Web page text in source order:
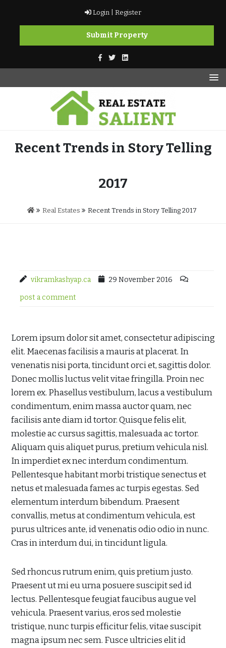
content
Login | Register
Submit Property
vikramkashyap.ca
Recent Trends in Story Telling
2017
Real Estates Recent Trends in Story Telling 2017
vikramkashyap.ca 29 November 2016
post a comment
Lorem ipsum dolor sit amet, consectetur adipiscing
elit. Maecenas facilisis a mauris at placerat. In
venenatis nisi porta, tincidunt orci et, sagittis dolor.
Donec mollis luctus velit vitae fringilla. Proin nec
lorem ex. Phasellus vestibulum, lacus a vestibulum
condimentum, enim massa auctor quam, nec
facilisis ante diam id tortor. Quisque felis elit,
molestie ac cursus sagittis, malesuada ac tortor.
Aliquam quis aliquet purus, pretium vehicula nisl.
In imperdiet ex nec interdum condimentum.
Pellentesque habitant morbi tristique senectus et
netus et malesuada fames ac turpis egestas. Sed
elementum interdum bibendum. Praesent
convallis, metus at condimentum vehicula, est
purus ultrices ante, id venenatis odio odio in nunc.
Cras in interdum dui, in tincidunt ligula.
Sed rhoncus rutrum enim, quis pretium justo.
Praesent ut mi eu urna posuere suscipit sed id
lectus. Pellentesque feugiat faucibus augue vel
vehicula. Praesent varius, eros sed molestie
tristique, nunc turpis efficitur felis, vitae suscipit
magna ipsum nec sem. Fusce ultricies elit id